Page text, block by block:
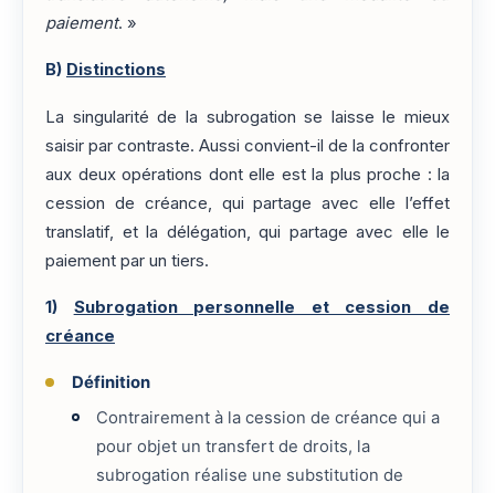
paiement. »
B) Distinctions
La singularité de la subrogation se laisse le mieux
saisir par contraste. Aussi convient-il de la confronter
aux deux opérations dont elle est la plus proche : la
cession de créance, qui partage avec elle l’effet
translatif, et la délégation, qui partage avec elle le
paiement par un tiers.
1) Subrogation personnelle et cession de
créance
Définition
Contrairement à la cession de créance qui a
pour objet un transfert de droits, la
subrogation réalise une substitution de